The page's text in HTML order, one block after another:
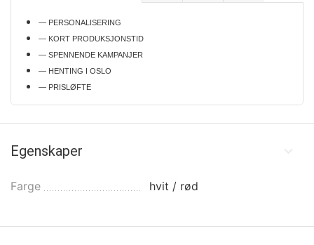
— PERSONALISERING
— KORT PRODUKSJONSTID
— SPENNENDE KAMPANJER
— HENTING I OSLO
— PRISLØFTE
Egenskaper
Farge hvit / rød